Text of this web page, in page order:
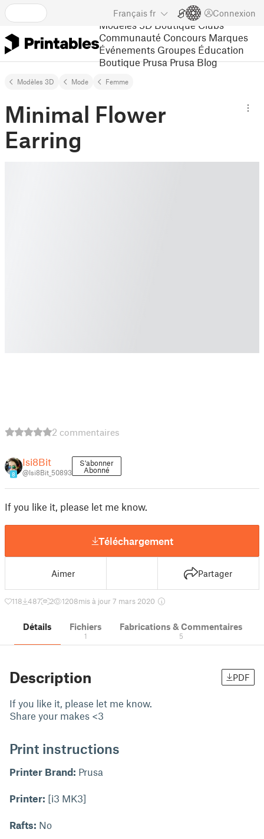
Français fr Connexion
Modèles 3D Boutique Clubs
Communauté Concours Marques
Événements Groupes Éducation
Boutique Prusa Prusa Blog
Modèles 3D Mode Femme
Minimal Flower
Earring
2 commentaires
8
Isi8Bit
@Isi8Bit_50893
S'abonner
Abonné
If you like it, please let me know.
Téléchargement
Aimer Partager
118 487 2 1208mis à jour 7 mars 2020
Détails Fichiers
1
Fabrications & Commentaires
5
Description PDF
If you like it, please let me know.
Share your makes <3
Print instructions
Printer Brand: Prusa
Printer: [i3 MK3]
Rafts: No